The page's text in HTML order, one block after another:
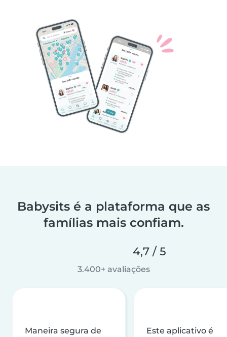
Babysits é a plataforma que as
famílias mais confiam.
4,7 / 5
3.400+ avaliações
Maneira segura de
Este aplicativo é